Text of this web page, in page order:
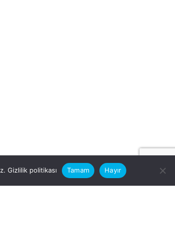
Gizlilik politikası Tamam Hayır